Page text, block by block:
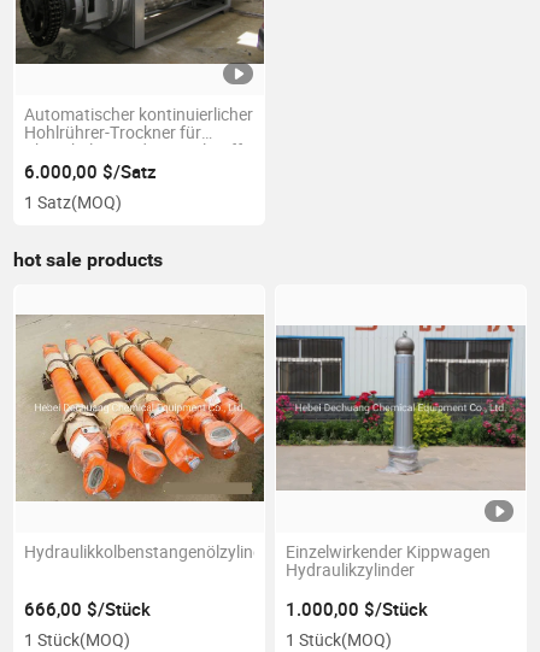
Automatischer kontinuierlicher
Hohlrührer-Trockner für
Chemikalien und Mineralstoffe
6.000,00 $/Satz
1 Satz(MOQ)
hot sale products
Hydraulikkolbenstangenölzylinder
666,00 $/Stück
1 Stück(MOQ)
Einzelwirkender Kippwagen
Hydraulikzylinder
1.000,00 $/Stück
1 Stück(MOQ)